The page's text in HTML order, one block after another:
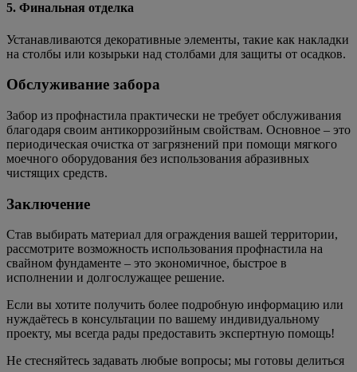
5. Финальная отделка
Устанавливаются декоративные элементы, такие как накладки
на столбы или козырьки над столбами для защиты от осадков.
Обслуживание забора
Забор из профнастила практически не требует обслуживания
благодаря своим антикоррозийным свойствам. Основное – это
периодическая очистка от загрязнений при помощи мягкого
моечного оборудования без использования абразивных
чистящих средств.
Заключение
Став выбирать материал для ограждения вашей территории,
рассмотрите возможность использования профнастила на
свайном фундаменте – это экономичное, быстрое в
исполнении и долгослужащее решение.
Если вы хотите получить более подробную информацию или
нуждаётесь в консультации по вашему индивидуальному
проекту, мы всегда рады предоставить экспертную помощь!
Не стесняйтесь задавать любые вопросы; мы готовы делиться